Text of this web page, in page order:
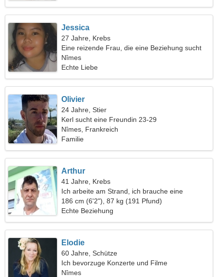
Jessica
27 Jahre, Krebs
Eine reizende Frau, die eine Beziehung sucht
Nîmes
Echte Liebe
Olivier
24 Jahre, Stier
Kerl sucht eine Freundin 23-29
Nîmes, Frankreich
Familie
Arthur
41 Jahre, Krebs
Ich arbeite am Strand, ich brauche eine
wundervolle Frau
186 cm (6'2"), 87 kg (191 Pfund)
Echte Beziehung
Elodie
60 Jahre, Schütze
Ich bevorzuge Konzerte und Filme
Nîmes